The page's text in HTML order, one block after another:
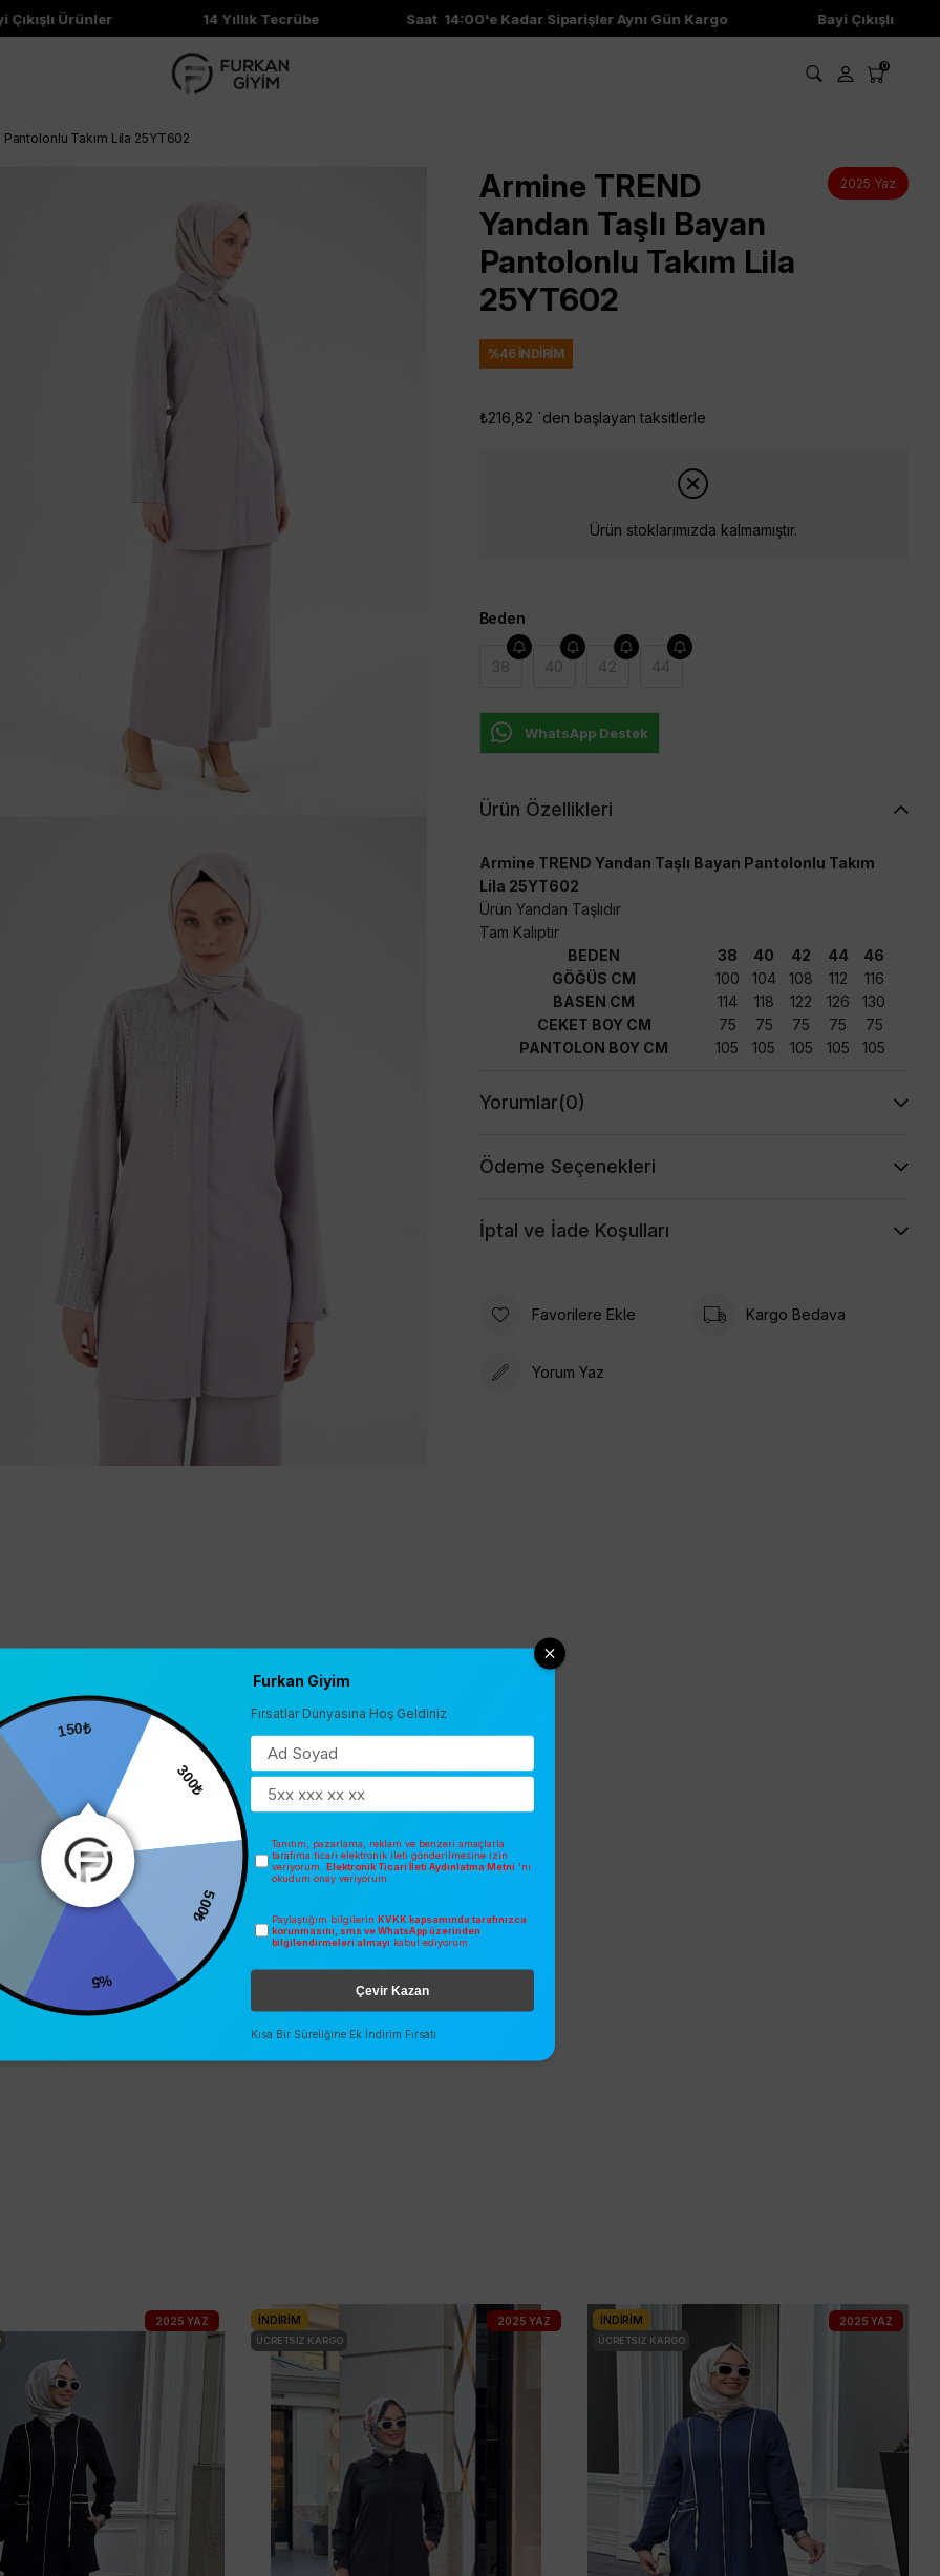
Ürünler 14 Yıllık Tecrübe Saat 14:00'e Kadar Siparişler Aynı Gün Kargo Bayi Çıkışlı Ürünler
0
Pantolonlu Takım Lila 25YT602
Armine TREND
Yandan Taşlı Bayan
Pantolonlu Takım Lila
25YT602
2025 Yaz
%46 İNDIRIM
₺216,82 `den başlayan taksitlerle
Ürün stoklarımızda kalmamıştır.
Beden
38 40 42 44
WhatsApp Destek
Ürün Özellikleri
Armine TREND Yandan Taşlı Bayan Pantolonlu Takım
Lila 25YT602
Ürün Yandan Taşlıdır
Tam Kalıptır
BEDEN
38 40 42 44
46
GÖĞÜS CM
100 104 108 112
116
BASEN CM
114 118 122 126
130
CEKET BOY CM
75 75 75 75
75
PANTOLON BOY CM
105 105 105 105 105
Yorumlar(0)
Ödeme Seçenekleri
İptal ve İade Koşulları
Favorilere Ekle Kargo Bedava
Yorum Yaz
2025 YAZ İNDIRIM
ÜCRETSIZ KARGO
2025 YAZ İNDIRIM
ÜCRETSIZ KARGO
2025 YAZ
150₺
300₺
500₺
%5
Furkan Giyim
Fırsatlar Dünyasına Hoş Geldiniz
Tanıtım, pazarlama, reklam ve benzeri amaçlarla
tarafıma ticari elektronik ileti gönderilmesine izin
veriyorum. Elektronik Ticari İleti Aydınlatma Metni 'ni
okudum onay veriyorum.
Paylaştığım bilgilerin KVKK kapsamında tarafınızca
korunmasını, sms ve WhatsApp üzerinden
bilgilendirmeleri almayı kabul ediyorum.
Çevir Kazan
Kısa Bir Süreliğine Ek İndirim Fırsatı